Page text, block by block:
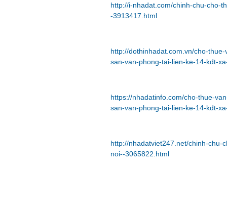
http://i-nhadat.com/chinh-chu-cho-
-3913417.html
http://dothinhadat.com.vn/cho-
san-van-phong-tai-lien-ke-14-kdt-
https://nhadatinfo.com/cho-thue-
san-van-phong-tai-lien-ke-14-kdt-
http://nhadatviet247.net/chinh-
noi--3065822.html